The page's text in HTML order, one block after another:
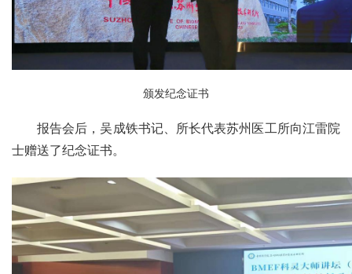
颁发纪念证书
报告会后，吴成铁书记、所长代表苏州医工所向江雷院
士赠送了纪念证书。